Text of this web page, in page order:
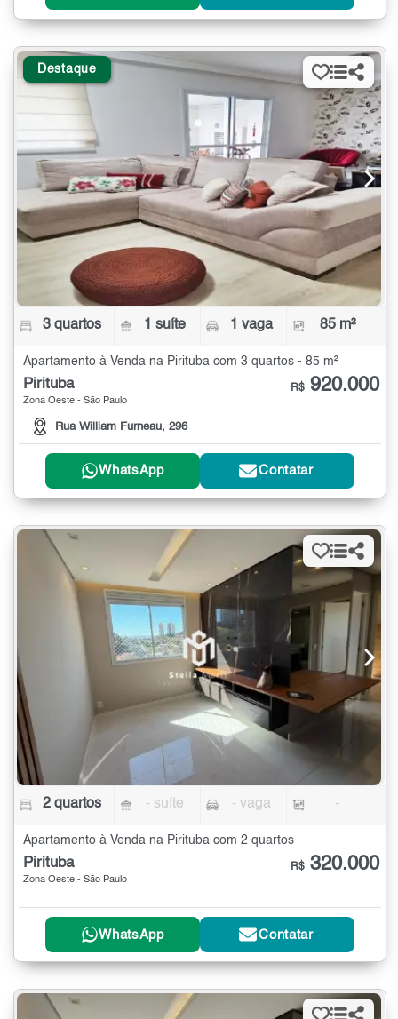
Destaque
3 quartos 1 suíte 1 vaga 85 m²
Apartamento à Venda na Pirituba com 3 quartos - 85 m²
Pirituba
Zona Oeste - São Paulo
Rua William Furneau, 296
R$ 920.000
WhatsApp Contatar
2 quartos - suíte - vaga -
Apartamento à Venda na Pirituba com 2 quartos
Pirituba
Zona Oeste - São Paulo
R$ 320.000
WhatsApp Contatar